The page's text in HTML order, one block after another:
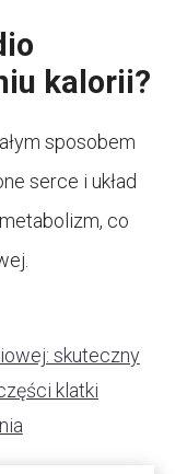
kalorii?
sposobem
serce i układ
co
skuteczny
klatki